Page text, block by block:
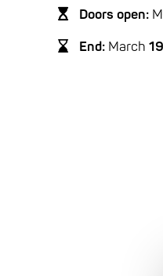
Doors open:
End: March 19